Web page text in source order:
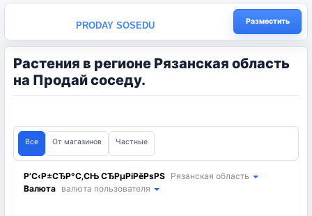
PRODAY SOSEDU Разместить
Растения в регионе Рязанская область
на Продай соседу.
Все От магазинов Частные
Р’С‹Р±СЂР°С‚СЊ СЂРµРіРёРѕРЅ Рязанская область
Валюта валюта пользователя